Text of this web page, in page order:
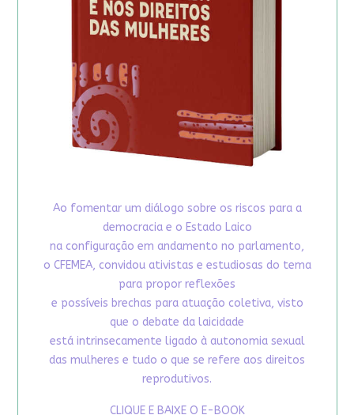
Ao fomentar um diálogo sobre os riscos para a
democracia e o Estado Laico
na configuração em andamento no parlamento,
o CFEMEA, convidou ativistas e estudiosas do tema
para propor reflexões
e possíveis brechas para atuação coletiva, visto
que o debate da laicidade
está intrinsecamente ligado à autonomia sexual
das mulheres e tudo o que se refere aos direitos
reprodutivos.
CLIQUE E BAIXE O E-BOOK